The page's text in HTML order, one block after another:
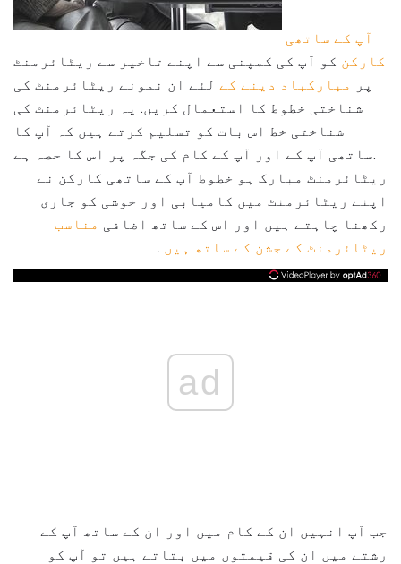
آپ کے ساتھی
کارکن کو آپ کی کمپنی سے اپنے تاخیر سے ریٹائرمنٹ
پر
مبارکباد دینے کے لئے ان نمونے ریٹائرمنٹ کی
شناختی خطوط کا استعمال کریں. یہ ریٹائرمنٹ کی
شناختی خط اس بات کو تسلیم کرتے ہیں کہ آپ کا
ساتھی آپ کے اور آپ کے کام کی جگہ پر اس کا حصہ ہے.
ریٹائرمنٹ مبارک ہو خطوط آپ کے ساتھی کارکن نے
اپنے ریٹائرمنٹ میں کامیابی اور خوشی کو جاری
رکھنا چاہتے ہیں اور اس کے ساتھ اضافی مناسب
ریٹائرمنٹ کے جشن کے ساتھ ہیں .
ad
جب آپ انہیں ان کے کام میں اور ان کے ساتھ آپ کے
رشتے میں ان کی قیمتوں میں بتاتے ہیں تو آپ کو